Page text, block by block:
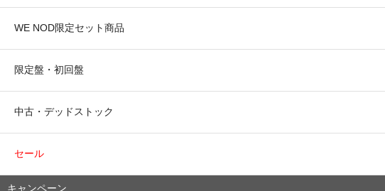
WE NOD限定セット商品
限定盤・初回盤
中古・デッドストック
セール
キャンペーン